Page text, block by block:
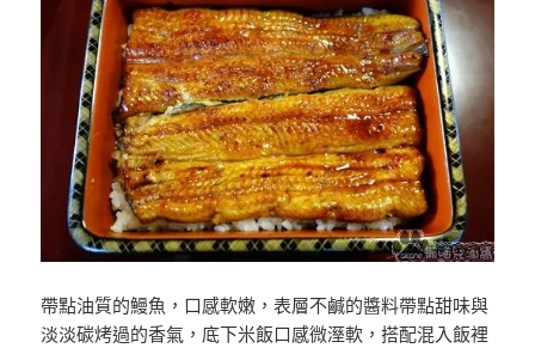
帶點油質的鰻魚，口感軟嫩，表層不鹹的醬料帶點甜味與
淡淡碳烤過的香氣，底下米飯口感微溼軟，搭配混入飯裡